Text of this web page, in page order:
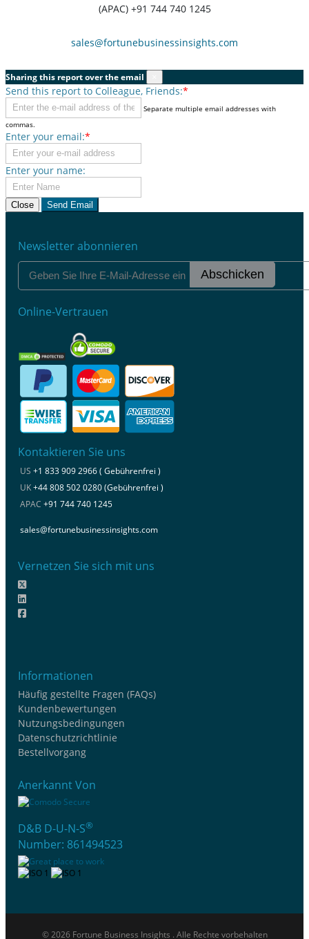
(APAC) +91 744 740 1245
sales@fortunebusinessinsights.com
Sharing this report over the email
Send this report to Colleague, Friends:*
Separate multiple email addresses with
commas.
Enter your email:*
Enter your name:
Close Send Email
Newsletter abonnieren
Abschicken
Online-Vertrauen
Kontaktieren Sie uns
US +1 833 909 2966 ( Gebührenfrei )
UK+44 808 502 0280 (Gebührenfrei )
APAC +91 744 740 1245
sales@fortunebusinessinsights.com
Vernetzen Sie sich mit uns
Informationen
Häufig gestellte Fragen (FAQs)
Kundenbewertungen
Nutzungsbedingungen
Datenschutzrichtlinie
Bestellvorgang
Anerkannt Von
D&B D-U-N-S®
Number: 861494523
© 2026 Fortune Business Insights . Alle Rechte vorbehalten